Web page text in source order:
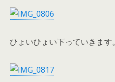
ひょいひょい下っていきます。